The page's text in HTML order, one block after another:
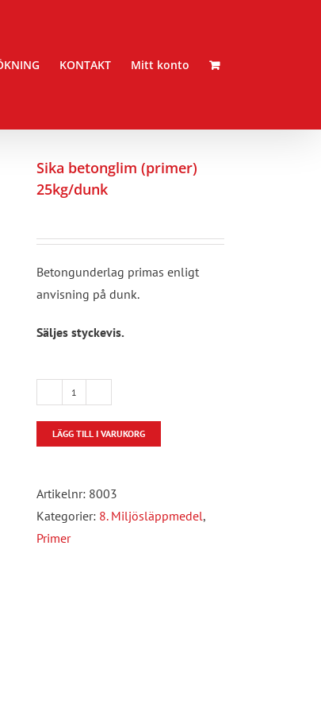
KONTAKT Mitt konto
Sika betonglim (primer)
25kg/dunk
Betongunderlag primas enligt
anvisning på dunk.
Säljes styckevis.
Sika
betonglim
(primer)
mängd
LÄGG TILL I VARUKORG
Artikelnr: 8003
Kategorier: 8. Miljösläppmedel,
Primer